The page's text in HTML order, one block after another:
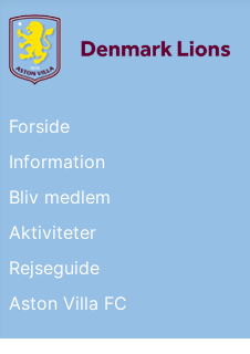
Forside
Information
Bliv medlem
Aktiviteter
Rejseguide
Aston Villa FC